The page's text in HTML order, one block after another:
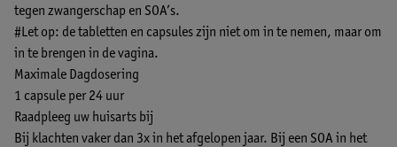
tegen zwangerschap en SOA’s.
#Let op: de tabletten en capsules zijn niet om in te nemen, maar om
in te brengen in de vagina.
Maximale Dagdosering
1 capsule per 24 uur
Raadpleeg uw huisarts bij
Bij klachten vaker dan 3x in het afgelopen jaar. Bij een SOA in het